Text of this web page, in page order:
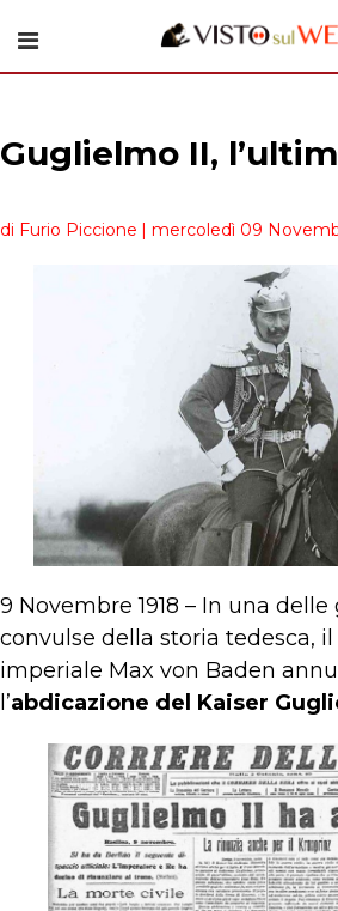
Guglielmo II,
di Furio Piccione | mercoledì 09
9 Novembre 1918 – In una
convulse della storia tedesca,
imperiale Max von Baden
l’abdicazione del Kaiser